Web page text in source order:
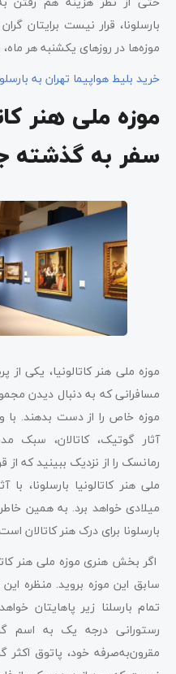
بارسلونا، قرار نیست برایتان
موزه‌ها در روزهای یکشنبه هر ماه،
خرید بلیط هواپیما تهران به
سفر به گذشته
موزه ملی هنر کاتالونیا، یکی از
مسافرانی که به دنبال دیدن
موزه خاص را از دست بدهند. با
آثار گوتیک، کاتالان، سبک
رمانسک را از نزدیک ببینید که
میلادی خواهد برد. به همین
بارسلونا برای درک هنر کاتالان
اگر بخش هنری موزه ملی هنر
سابق این موزه بروید. منظره
تمام بارسلنا زیر پاهایتان
رستورانی درجه یک به اسم
مقرون‌به‌صرفه خود، پاتوق